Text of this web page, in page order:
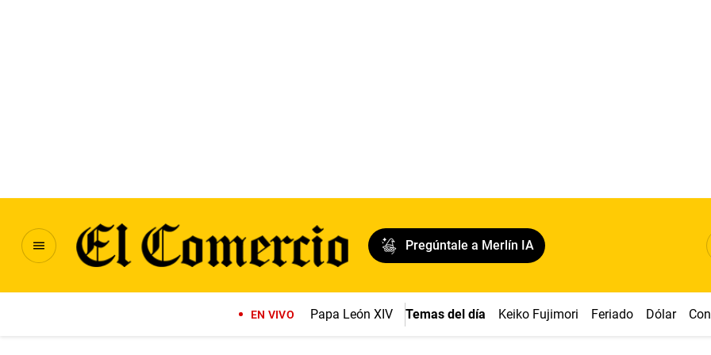
Pregúntale a Merlín IA
EN VIVO Papa León XIV Temas del día Keiko Fujimori Feriado Dólar